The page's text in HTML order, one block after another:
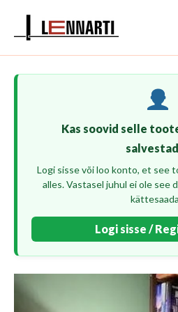
Kas soovid selle
Logi sisse või loo konto, et see
alles. Vastasel juhul ei ole see
Logi sisse /